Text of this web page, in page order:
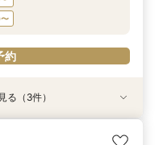
約
約
約
約
】人気ドレス２５万円
ヘアコスメ＆1万円ギフ
の大聖堂チャペル*最大
る（3件）